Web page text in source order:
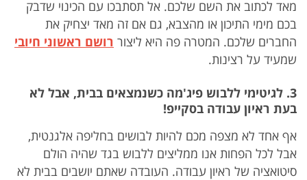
מאד לכתוב את השם שלכם. אל תסתבכו עם הכינוי שדבק
בכם מימי התיכון או מהצבא, גם אם זה מאד יצחיק את
החברים שלכם. המטרה פה היא ליצור רושם ראשוני חיובי
שמעיד על רצינות.
3. לגיטימי ללבוש פיג'מה כשנמצאים בבית, אבל לא
בעת ראיון עבודה בסקייפ!
אף אחד לא מצפה מכם להיות לבושים בחליפה אלגנטית,
אבל לכל הפחות אנו ממליצים ללבוש בגד שהיה הולם
סיטואציה של ראיון עבודה. העובדה שאתם יושבים בבית לא